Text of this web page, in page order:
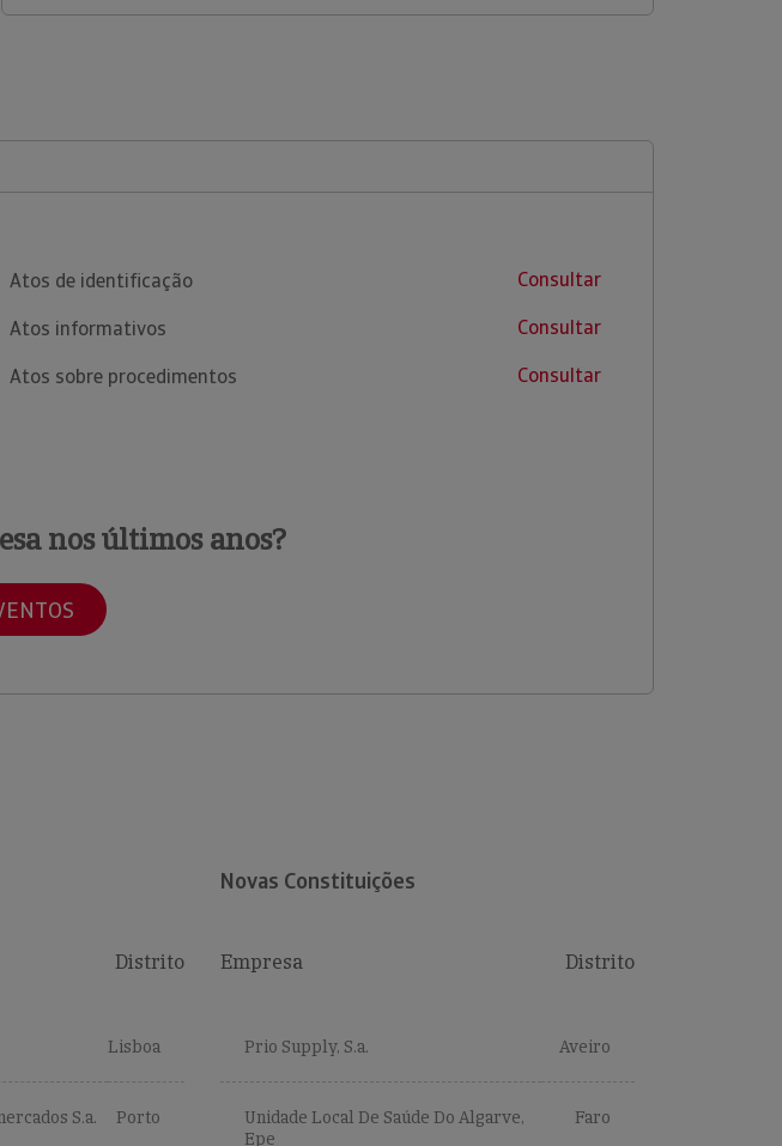
Atos de identificação
Consultar
Atos informativos
Consultar
Atos sobre procedimentos
Consultar
nos últimos anos?
Distrito
Lisboa
S.a. Porto
Novas Constituições
Empresa Distrito
Prio Supply, S.a. Aveiro
Unidade Local De Saúde Do Algarve,
Epe
Faro